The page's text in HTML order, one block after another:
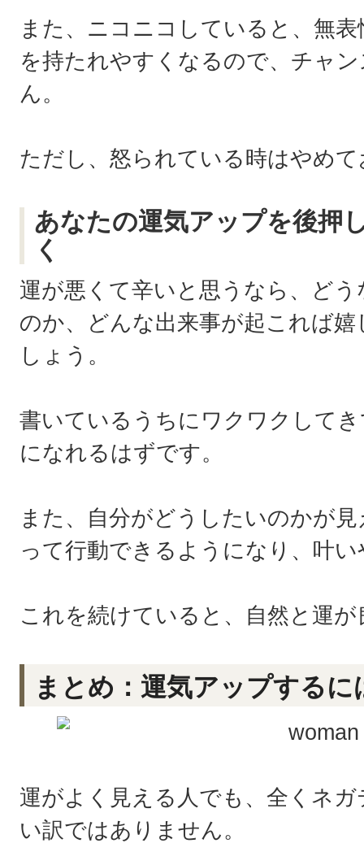
また、ニコニコしていると、無
を持たれやすくなるので、チャ
ん。
ただし、怒られている時はやめ
あなたの運気アップを後押
く
運が悪くて辛いと思うなら、ど
のか、どんな出来事が起これば
しょう。
書いているうちにワクワクして
になれるはずです。
また、自分がどうしたいのかが
って行動できるようになり、叶
これを続けていると、自然と運
まとめ：運気アップするに
運がよく見える人でも、全くネ
い訳ではありません。